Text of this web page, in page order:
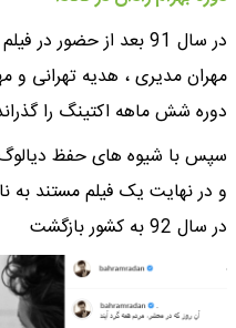
در سال 91 بعد از حضور
مهران مدیری ، هدیه تهرانی و
دوره شش ماهه اکتینگ را
سپس با شیوه های حفظ دیالوگ
و در نهایت یک فیلم مستند به
در سال 92 به کشور بازگشت